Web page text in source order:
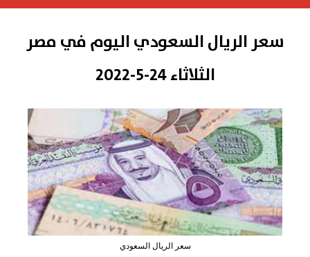
سعر الريال السعودي اليوم في مصر
الثلاثاء 24-5-2022
سعر الريال السعودي